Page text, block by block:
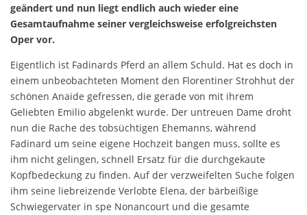
geändert und nun liegt endlich auch wieder eine
Gesamtaufnahme seiner vergleichsweise erfolgreichsten
Oper vor.
Eigentlich ist Fadinards Pferd an allem Schuld. Hat es doch in
einem unbeobachteten Moment den Florentiner Strohhut der
schönen Anaide gefressen, die gerade von mit ihrem
Geliebten Emilio abgelenkt wurde. Der untreuen Dame droht
nun die Rache des tobsüchtigen Ehemanns, während
Fadinard um seine eigene Hochzeit bangen muss, sollte es
ihm nicht gelingen, schnell Ersatz für die durchgekaute
Kopfbedeckung zu finden. Auf der verzweifelten Suche folgen
ihm seine liebreizende Verlobte Elena, der bärbeißige
Schwiegervater in spe Nonancourt und die gesamte